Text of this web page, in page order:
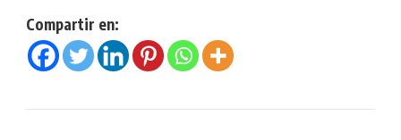
Compartir en: